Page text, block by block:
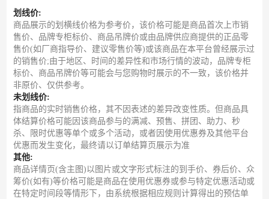
划线价:
商品展示的划横线价格为参考价，该价格可能是商品首次上市销
售价、品牌专柜标价、商品吊牌价或由品牌供应商提供的正品零
售价(如厂商指导价、建议零售价等)或该商品在本平台曾经展示过
的销售价;由于地区、时间的差异性和市场行情的波动，品牌专柜
标价、商品吊牌价等可能会与您购物时展示的不一致，该价格并
非原价、仅供参考。
未划线价:
指商品的实时销售价格，其不因表述的差异改变性质。但商品具
体结算价格可能因该商品参与的满减、预售、拼团、助力、秒
杀、限时优惠等单个或多个活动，或者因使用优惠券及其他平台
优惠而发生变化，最终请以订单结算页展示为准
其他:
商品详情页(含主图)以图片或文字形式标注的到手价、券后价、众
筹价(如有)等价格可能是商品在使用优惠券或参与特定优惠活动或
在特定时间段等情形下，由系统根据相应规则计算得出的预估单